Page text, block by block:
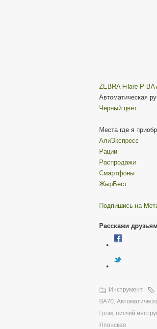
ZEBRA Filare P-
Автоматическая
Черный цвет
Места где я
АлиЭкспресс
Рации
Распродажи
Смартфоны
ЖырБест
Подпишись на
Расскажи
Инструмент
BA70,
Гром, писчий
Японская